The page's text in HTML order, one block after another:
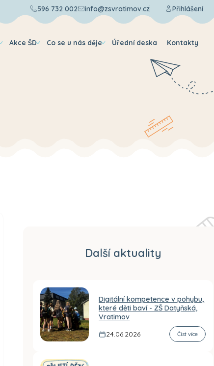
596 732 002 info@zsvratimov.cz Přihlášení
Akce ŠD Co se u nás děje Úřední deska Kontakty
Další aktuality
Digitální kompetence v pohybu,
které děti baví - ZŠ Datyňská,
Vratimov
24.06.2026
Číst více